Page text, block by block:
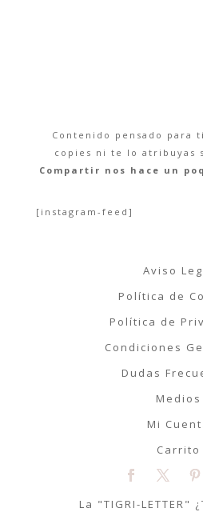
Contenido pensado para
copies ni te lo atribuyas
Compartir nos hace un
[instagram-feed]
Aviso
Política de
Política de
Condiciones
Dudas
Medios
Mi
Carrito
La "TIGRI-LETTER"